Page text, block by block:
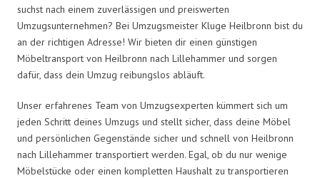
suchst nach einem zuverlässigen und preiswerten
Umzugsunternehmen? Bei Umzugsmeister Kluge Heilbronn bist du
an der richtigen Adresse! Wir bieten dir einen günstigen
Möbeltransport von Heilbronn nach Lillehammer und sorgen
dafür, dass dein Umzug reibungslos abläuft.
Unser erfahrenes Team von Umzugsexperten kümmert sich um
jeden Schritt deines Umzugs und stellt sicher, dass deine Möbel
und persönlichen Gegenstände sicher und schnell von Heilbronn
nach Lillehammer transportiert werden. Egal, ob du nur wenige
Möbelstücke oder einen kompletten Haushalt zu transportieren